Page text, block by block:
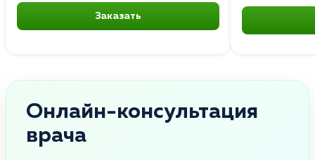
Заказать
Онлайн-консультация
врача